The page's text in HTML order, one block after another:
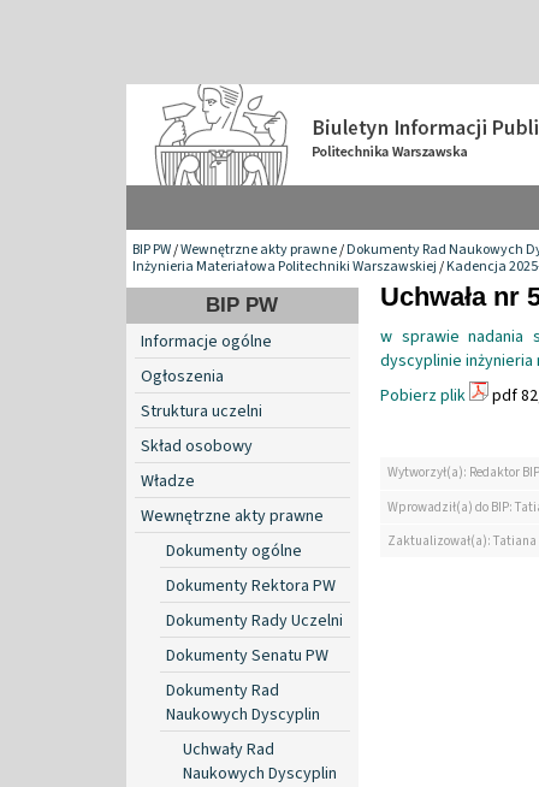
BIP PW/Wewnętrzne akty prawne/Dokumenty Rad Naukowych
Inżynieria Materiałowa Politechniki Warszawskiej/Kadencja
BIP PW
Informacje ogólne
Ogłoszenia
Struktura uczelni
Skład osobowy
Władze
Wewnętrzne akty prawne
Dokumenty ogólne
Dokumenty Rektora PW
Dokumenty Rady Uczelni
Dokumenty Senatu PW
Dokumenty Rad
Naukowych Dyscyplin
Uchwały Rad
Naukowych Dyscyplin
Uchwała nr
w sprawie nadania
dyscyplinie inżynieria
Pobierz plik
pdf
Wytworzył(a): Redaktor BIP
Wprowadził(a) do BIP:
Zaktualizował(a):